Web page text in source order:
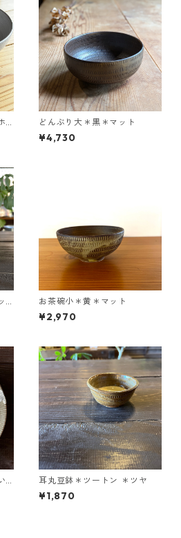
どんぶり大＊黒＊マット
¥4,730
お茶碗小＊黄＊マット
¥2,970
耳丸豆鉢＊ツートン ＊ツヤ
¥1,870